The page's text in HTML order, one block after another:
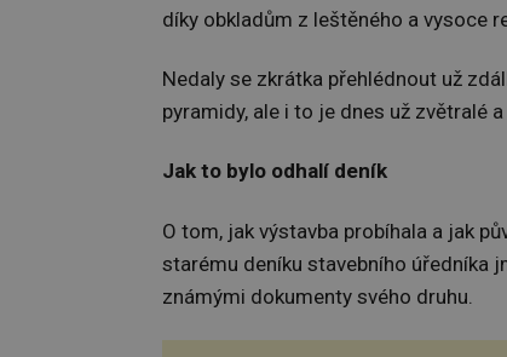
díky obkladům z leštěného a vysoce
Nedaly se zkrátka přehlédnout už
pyramidy, ale i to je dnes už zvětralé
Jak to bylo odhalí deník
O tom, jak výstavba probíhala a jak
starému deníku stavebního úředníka
známými dokumenty svého druhu.